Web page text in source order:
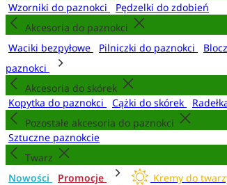
Wzorniki do paznokci
Pędzelki do zdobień
Akcesoria do paznokci
Waciki bezpyłowe
Pilniczki do paznokci
paznokci
Akcesoria do skórek
Kopytka do paznokci
Cążki do skórek
Pozostałe akcesoria do paznokci
Sztuczne paznokcie
Twarz
Nowości
Promocje Kremy do